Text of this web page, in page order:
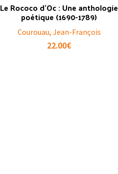
Le Rococo d’Oc : Une anthologie
poétique (1690-1789)
Courouau, Jean-François
22.00€